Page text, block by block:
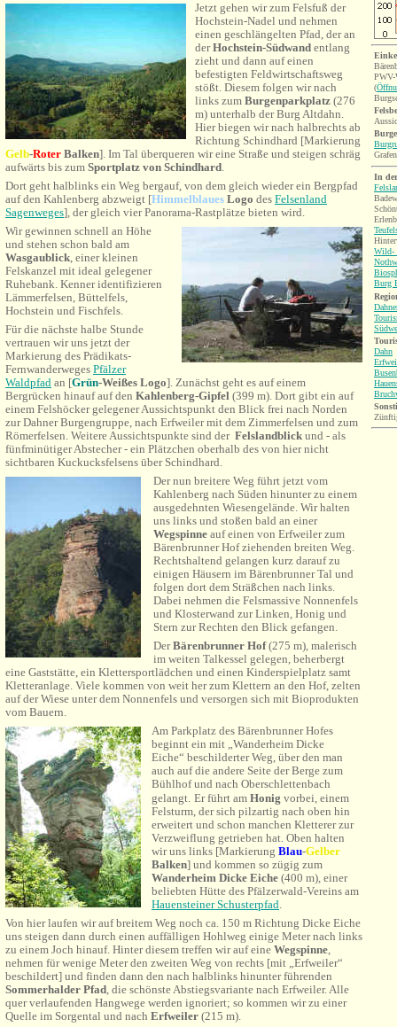
Jetzt gehen wir zum Felsfuß der
Hochstein-Nadel und nehmen
einen geschlängelten Pfad, der an
derHochstein-Südwand entlang
zieht und dann auf einen
befestigten Feldwirtschaftsweg
stößt. Diesem folgen wir nach
links zum Burgenparkplatz (276
m) unterhalb der Burg Altdahn.
Hier biegen wir nach halbrechts ab
Richtung Schindhard [Markierung
Gelb-Roter Balken]. Im Tal überqueren wir eine Straße und steigen schräg
aufwärts bis zum Sportplatz von Schindhard.
Dort geht halblinks ein Weg bergauf, von dem gleich wieder ein Bergpfad
auf den Kahlenberg abzweigt [Himmelblaues Logo des Felsenland
Sagenweges], der gleich vier Panorama-Rastplätze bieten wird.
Wir gewinnen schnell an Höhe
und stehen schon bald am
Wasgaublick, einer kleinen
Felskanzel mit ideal gelegener
Ruhebank. Kenner identifizieren
Lämmerfelsen, Büttelfels,
Hochstein und Fischfels.
Für die nächste halbe Stunde
vertrauen wir uns jetzt der
Markierung des Prädikats-
Fernwanderweges Pfälzer
Waldpfad an [Grün-Weißes Logo]. Zunächst geht es auf einem
Bergrücken hinauf auf den Kahlenberg-Gipfel (399 m). Dort gibt ein auf
einem Felshöcker gelegener Aussichtspunkt den Blick frei nach Norden
zur Dahner Burgengruppe, nach Erfweiler mit dem Zimmerfelsen und zum
Römerfelsen. Weitere Aussichtspunkte sind der Felslandblick und - als
fünfminütiger Abstecher - ein Plätzchen oberhalb des von hier nicht
sichtbaren Kuckucksfelsens über Schindhard.
Der nun breitere Weg führt jetzt vom
Kahlenberg nach Süden hinunter zu einem
ausgedehnten Wiesengelände. Wir halten
uns links und stoßen bald an einer
Wegspinne auf einen von Erfweiler zum
Bärenbrunner Hof ziehenden breiten Weg.
Rechtshaltend gelangen kurz darauf zu
einigen Häusern im Bärenbrunner Tal und
folgen dort dem Sträßchen nach links.
Dabei nehmen die Felsmassive Nonnenfels
und Klosterwand zur Linken, Honig und
Stern zur Rechten den Blick gefangen.
DerBärenbrunner Hof(275 m), malerisch
im weiten Talkessel gelegen, beherbergt
eine Gaststätte, ein Klettersportlädchen und einen Kinderspielplatz samt
Kletteranlage. Viele kommen von weit her zum Klettern an den Hof, zelten
auf der Wiese unter dem Nonnenfels und versorgen sich mit Bioprodukten
vom Bauern.
Am Parkplatz des Bärenbrunner Hofes
beginnt ein mit „Wanderheim Dicke
Eiche“ beschilderter Weg, über den man
auch auf die andere Seite der Berge zum
Bühlhof und nach Oberschlettenbach
gelangt. Er führt am Honig vorbei, einem
Felsturm, der sich pilzartig nach oben hin
erweitert und schon manchen Kletterer zur
Verzweiflung getrieben hat. Oben halten
wir uns links [Markierung Blau-Gelber
Balken] und kommen so zügig zum
Wanderheim Dicke Eiche (400 m), einer
beliebten Hütte des Pfälzerwald-Vereins am
Hauensteiner Schusterpfad.
Von hier laufen wir auf breitem Weg noch ca. 150 m Richtung Dicke Eiche
uns steigen dann durch einen auffälligen Hohlweg einige Meter nach links
zu einem Joch hinauf. Hinter diesem treffen wir auf eine Wegspinne,
nehmen für wenige Meter den zweiten Weg von rechts [mit „Erfweiler“
beschildert] und finden dann den nach halblinks hinunter führenden
Sommerhalder Pfad, die schönste Abstiegsvariante nach Erfweiler. Alle
quer verlaufenden Hangwege werden ignoriert; so kommen wir zu einer
Quelle im Sorgental und nach Erfweiler (215 m).
PWV-
(
In
B
Wild-
Burg
Dahn